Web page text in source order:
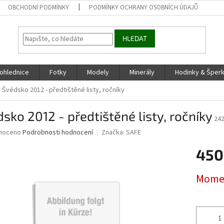
OBCHODNÍ PODMÍNKY PODMÍNKY OCHRANY OSOBNÍCH ÚDAJŮ
HLEDAT
Fotky Modely Minerály Hodinky &
Švédsko 2012 - předtištěné listy, ročníky
2012 - předtištěné listy, ročníky
Podrobnosti hodnocení Značka: SAFE
cena: